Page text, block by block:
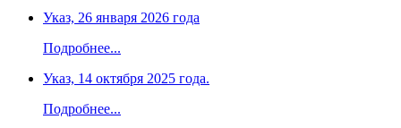
Указ, 26 января 2026 года
Подробнее...
Указ, 14 октября 2025 года.
Подробнее...